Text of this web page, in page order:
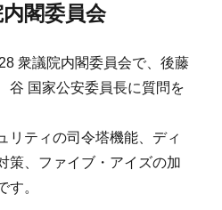
閣委員会
衆議院内閣委員会で、後藤
谷 国家公安委員長に質問を
リティの司令塔機能、ディ
策、ファイブ・アイズの加
す。